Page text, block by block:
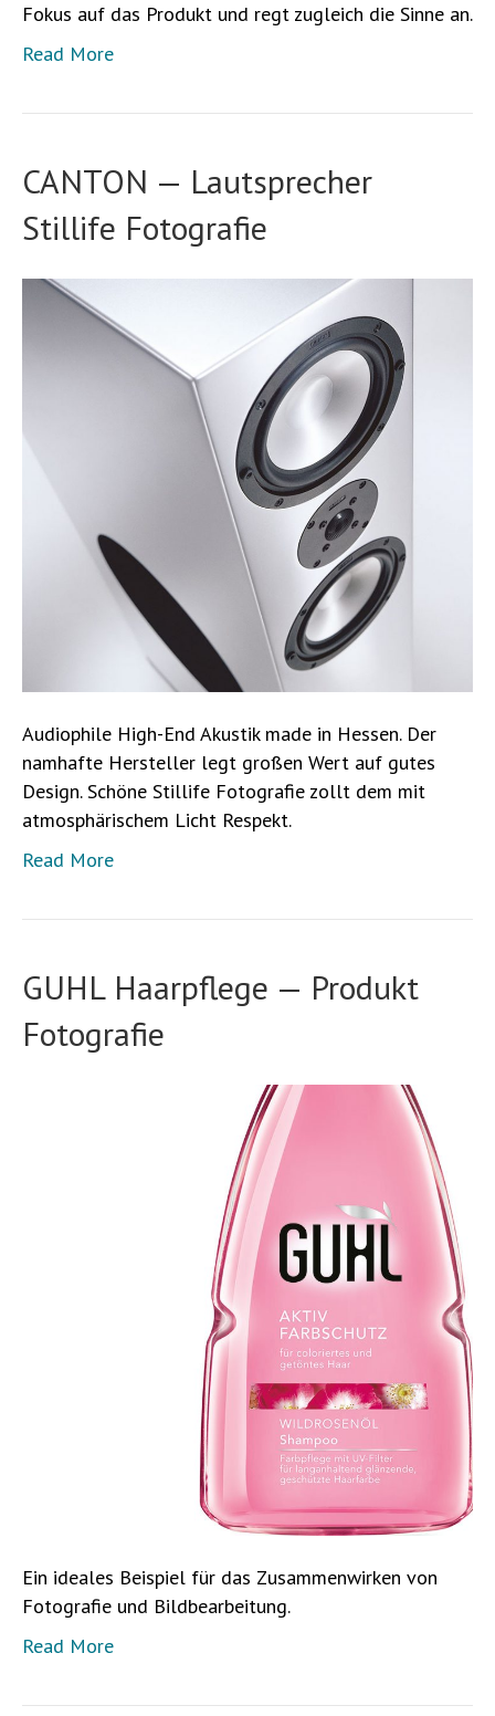
Fokus auf das Produkt und regt zugleich die Sinne an.
Read More
CANTON — Lautsprecher
Stillife Fotografie
Audiophile High-End Akustik made in Hessen. Der
namhafte Hersteller legt großen Wert auf gutes
Design. Schöne Stillife Fotografie zollt dem mit
atmosphärischem Licht Respekt.
Read More
GUHL Haarpflege — Produkt
Fotografie
Ein ideales Beispiel für das Zusammenwirken von
Fotografie und Bildbearbeitung.
Read More